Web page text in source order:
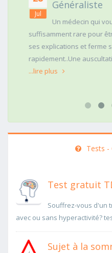
Jul
Généraliste
Un médecin qui
suffisamment rare pour
ses explications et ferme
rapidement..Une
...lire plus
Tests -
Test gratuit
Souffrez-vous d'un
avec ou sans hyperactivité?
Sujet à la